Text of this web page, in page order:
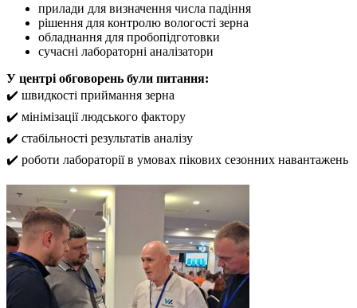
прилади для визначення числа падіння
рішення для контролю вологості зерна
обладнання для пробопідготовки
сучасні лабораторні аналізатори
У центрі обговорень були питання:
✔️ швидкості приймання зерна
✔️ мінімізації людського фактору
✔️ стабільності результатів аналізу
✔️ роботи лабораторії в умовах пікових сезонних навантажень